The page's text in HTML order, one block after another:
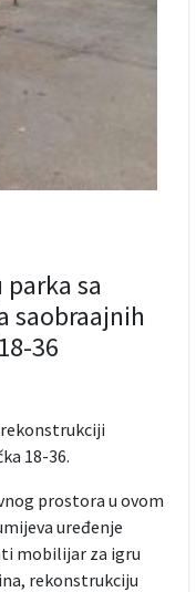
sa
saobraajnih
36
rekonstrukciji
18-36.
prostora u ovom
uređenje
mobilijar za igru
rekonstrukciju